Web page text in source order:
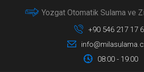
Yozgat Otomatik Sulama ve
+90 546 217 17
08:00 - 19:00